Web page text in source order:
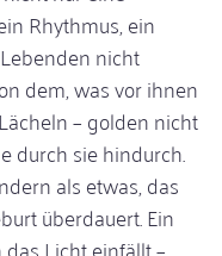
Rhythmus, ein
nicht
dem, was vor ihnen
– golden nicht
durch sie hindurch.
als etwas, das
überdauert. Ein